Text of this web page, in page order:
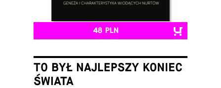
48 PLN
TO BYŁ NAJLEPSZY KONIEC
ŚWIATA